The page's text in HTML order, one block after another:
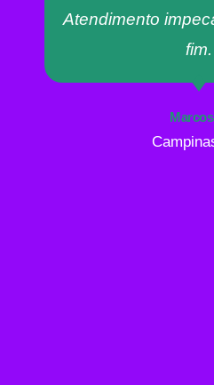
Atendimento
fim.